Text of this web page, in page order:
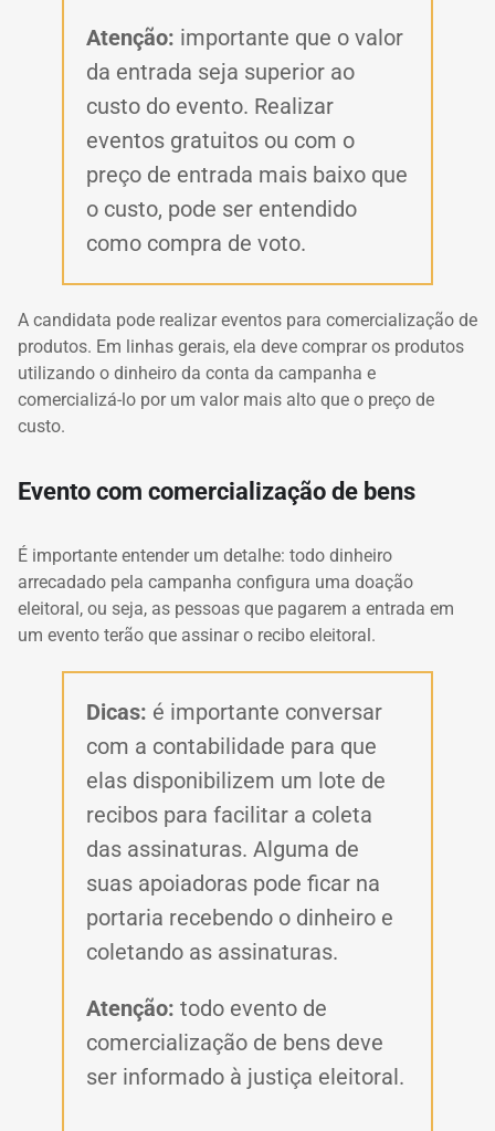
Atenção: importante que o valor
da entrada seja superior ao
custo do evento. Realizar
eventos gratuitos ou com o
preço de entrada mais baixo que
o custo, pode ser entendido
como compra de voto.
A candidata pode realizar eventos para comercialização de
produtos. Em linhas gerais, ela deve comprar os produtos
utilizando o dinheiro da conta da campanha e
comercializá-lo por um valor mais alto que o preço de
custo.
Evento com comercialização de bens
É importante entender um detalhe: todo dinheiro
arrecadado pela campanha configura uma doação
eleitoral, ou seja, as pessoas que pagarem a entrada em
um evento terão que assinar o recibo eleitoral.
Dicas: é importante conversar
com a contabilidade para que
elas disponibilizem um lote de
recibos para facilitar a coleta
das assinaturas. Alguma de
suas apoiadoras pode ficar na
portaria recebendo o dinheiro e
coletando as assinaturas.
Atenção: todo evento de
comercialização de bens deve
ser informado à justiça eleitoral.